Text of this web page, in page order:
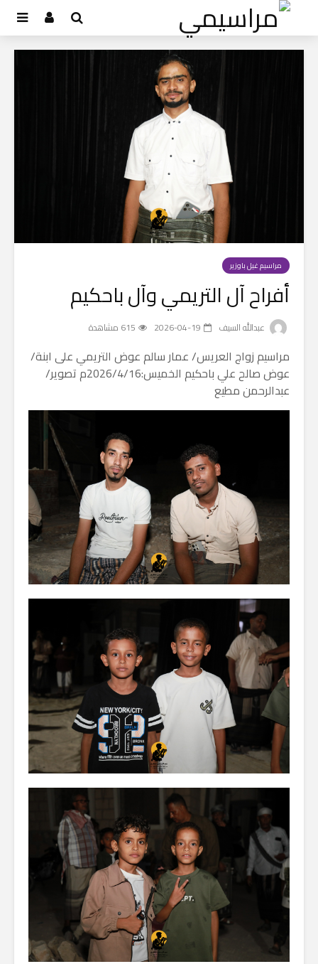
مراسيم غيل باوزير
أفراح آل التريمي وآل باحكيم
عبدالله السيف 2026-04-19 615 مشاهدة
مراسيم زواج العريس/ عمار سالم عوض التريمي على ابنة/
عوض صالح علي باحكيم الخميس:2026/4/16م تصوير/
عبدالرحمن مطيع